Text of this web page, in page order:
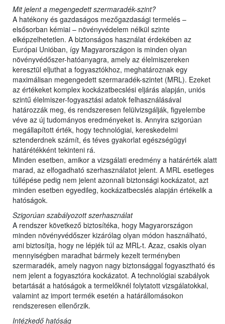
Mit jelent a megengedett szermaradék-szint?
A hatékony és gazdaságos mezőgazdasági termelés –
elsősorban kémiai – növényvédelem nélkül szinte
elképzelhetetlen. A biztonságos használat érdekében az
Európai Unióban, így Magyarországon is minden olyan
növényvédőszer-hatóanyagra, amely az élelmiszereken
keresztül eljuthat a fogyasztókhoz, meghatároznak egy
maximálisan megengedett szermaradék-szintet (MRL). Ezeket
az értékeket komplex kockázatbecslési eljárás alapján, uniós
szintű élelmiszer-fogyasztási adatok felhasználásával
határozzák meg, és rendszeresen felülvizsgálják, figyelembe
véve az új tudományos eredményeket is. Annyira szigorúan
megállapított érték, hogy technológiai, kereskedelmi
sztenderdnek számít, és téves gyakorlat egészségügyi
határétékként tekinteni rá.
Minden esetben, amikor a vizsgálati eredmény a határérték alatt
marad, az elfogadható szerhasználatot jelent. A MRL esetleges
túllépése pedig nem jelent azonnali biztonsági kockázatot, azt
minden esetben egyedileg, kockázatbecslés alapján értékelik a
hatóságok.
Szigorúan szabályozott szerhasználat
A rendszer következő biztosítéka, hogy Magyarországon
minden növényvédőszer kizárólag olyan módon használható,
ami biztosítja, hogy ne lépjék túl az MRL-t. Azaz, csakis olyan
mennyiségben maradhat bármely kezelt terményben
szermaradék, amely nagyon nagy biztonsággal fogyasztható és
nem jelent a fogyasztóra kockázatot. A technológiai szabályok
betartását a hatóságok a termelőknél folytatott vizsgálatokkal,
valamint az import termék esetén a határállomásokon
rendszeresen ellenőrzik.
Intézkedő hatóság